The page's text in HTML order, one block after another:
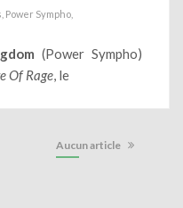
Power Sympho
(Power Sympho)
Of Rage, le
Aucun article